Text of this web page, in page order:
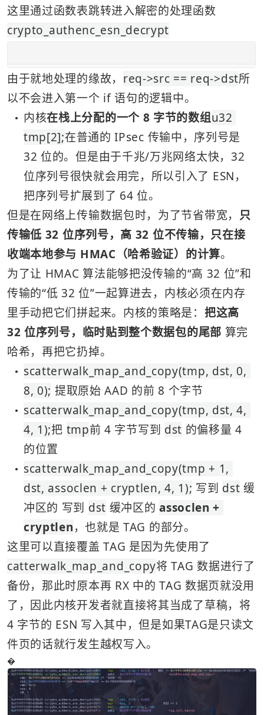
这里通过函数表跳转进入解密的处理函数
crypto_authenc_esn_decrypt
由于就地处理的缘故， req->src == req->dst所
以不会进入第一个 if 语句的逻辑中。
● 内核在栈上分配的一个 8 字节的数组u32
tmp[2];在普通的 IPsec 传输中，序列号是
32 位的。但是由于千兆/万兆网络太快，32
位序列号很快就会用完，所以引入了 ESN，
把序列号扩展到了 64 位。
但是在网络上传输数据包时，为了节省带宽， 只
传输低 32 位序列号，高 32 位不传输，只在接
收端本地参与 HMAC（哈希验证）的计算。
为了让 HMAC 算法能够把没传输的“高 32 位”和
传输的“低 32 位”一起算进去，内核必须在内存
里手动把它们拼起来。内核的策略是： 把这高
32 位序列号，临时贴到整个数据包的尾部 算完
哈希，再把它扔掉。
●
scatterwalk_map_and_copy(tmp, dst, 0,
8, 0); 提取原始 AAD 的前 8 个字节
●
scatterwalk_map_and_copy(tmp, dst, 4,
4, 1);把 tmp前 4 字节写到 dst 的偏移量 4
的位置
●
scatterwalk_map_and_copy(tmp + 1,
dst, assoclen + cryptlen, 4, 1); 写到 dst 缓
冲区的 写到 dst 缓冲区的 assoclen +
cryptlen，也就是 TAG 的部分。
这里可以直接覆盖 TAG 是因为先使用了
catterwalk_map_and_copy将 TAG 数据进行了
备份，那此时原本再 RX 中的 TAG 数据页就没用
了，因此内核开发者就直接将其当成了草稿，将
4 字节的 ESN 写入其中，但是如果TAG是只读文
件页的话就行发生越权写入。
�